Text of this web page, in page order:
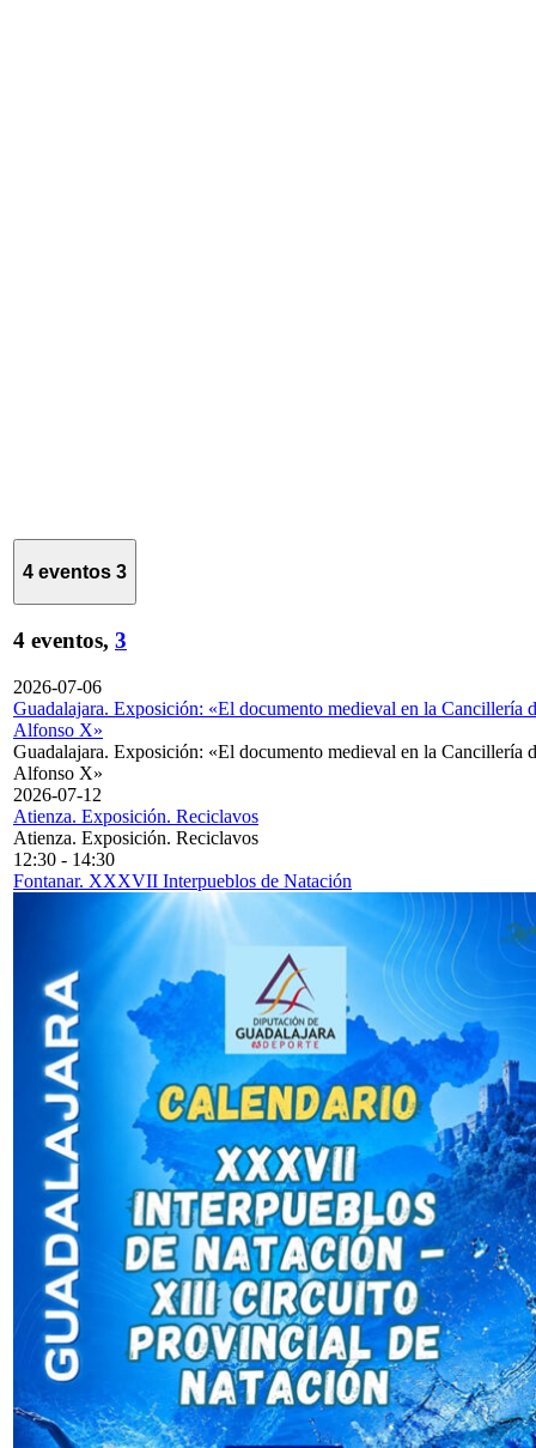
4 eventos 3
4 eventos, 3
2026-07-06
Guadalajara. Exposición: «El documento medieval en la Cancillería
Alfonso X»
Guadalajara. Exposición: «El documento medieval en la Cancillería
Alfonso X»
2026-07-12
Atienza. Exposición. Reciclavos
Atienza. Exposición. Reciclavos
12:30 - 14:30
Fontanar. XXXVII Interpueblos de Natación